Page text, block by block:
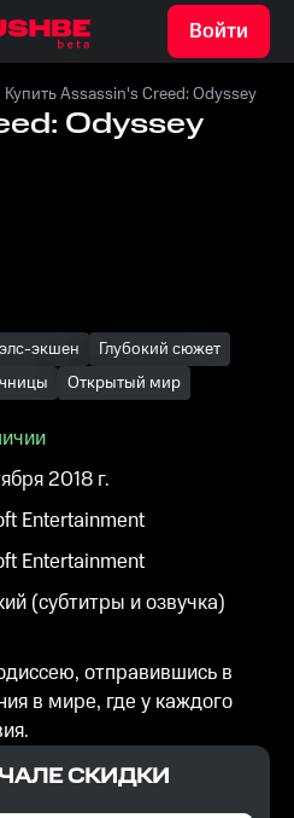
Войти
Купить Assassin's Creed: Odyssey
Odyssey
экшен
Глубокий сюжет
Открытый мир
2018 г.
Entertainment
Entertainment
(субтитры и озвучка)
отправившись в
в мире, где у каждого
СКИДКИ